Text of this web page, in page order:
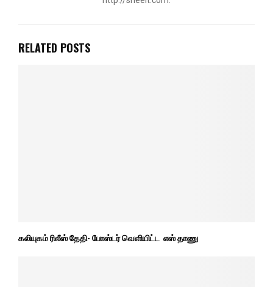
RELATED POSTS
கலியுகம் ரிலீஸ் தேதி- போஸ்டர் வெளியிட்ட எஸ் தாணு